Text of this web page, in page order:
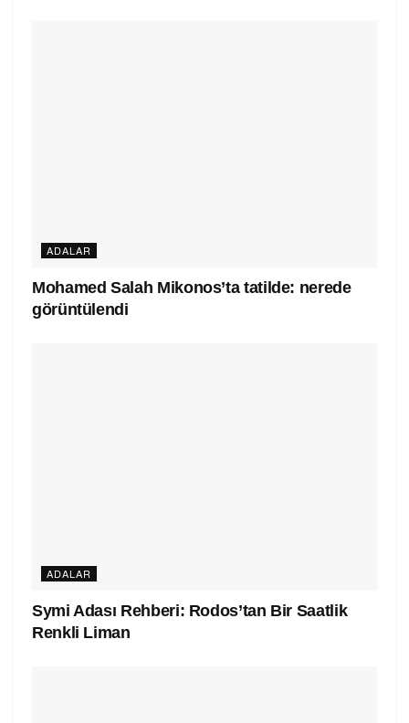
ADALAR
Mohamed Salah Mikonos’ta tatilde: nerede
görüntülendi
ADALAR
Symi Adası Rehberi: Rodos’tan Bir Saatlik
Renkli Liman